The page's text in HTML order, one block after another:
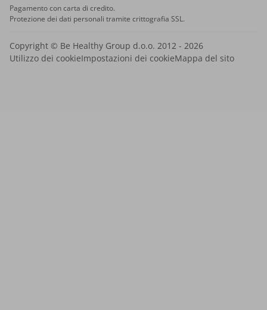
Pagamento con carta di credito.
Protezione dei dati personali tramite crittografia SSL.
Copyright © Be Healthy Group d.o.o. 2012 - 2026
Utilizzo dei cookieImpostazioni dei cookieMappa del sito